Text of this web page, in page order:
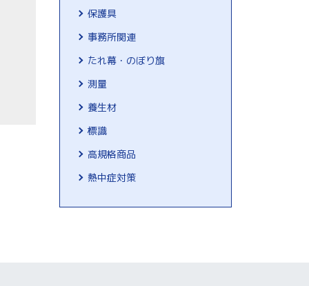
保護具
事務所関連
たれ幕・のぼり旗
測量
養生材
標識
高規格商品
熱中症対策